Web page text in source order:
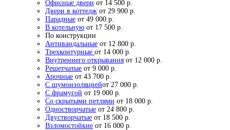
Офисные двери от 14 500 р.
Двери в коттедж от 29 900 р.
Парадные от 49 000 р.
В котельную от 17 500 р.
По конструкции
Антивандальные от 12 800 р.
Трехконтурные от 14 000 р.
Внутреннего открывания от 12 000 р.
Решетчатые от 9 000 р.
Арочные от 43 700 р.
С шумоизоляциейот 27 000 р.
С фрамугой от 19 000 р.
Со скрытыми петлями от 18 000 р.
Одностворчатые от 24 800 р.
Двустворчатые от 18 500 р.
Взломостойкие от 16 000 р.